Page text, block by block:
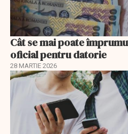
Cât se mai poate
oficial pentru datorie
28 MARTIE 2026